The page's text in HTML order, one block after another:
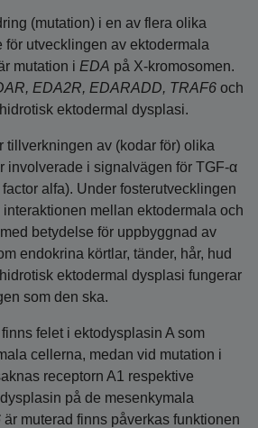
(mutation) i en av flera olika
för utvecklingen av ektodermala
mutation i EDA på X-kromosomen.
EDA2R, EDARADD, TRAF6 och
ektodermal dysplasi.
tillverkningen av (kodar för) olika
involverade i signalvägen för TGF-α
alfa). Under fosterutvecklingen
mellan ektodermala och
betydelse för uppbyggnad av
endokrina körtlar, tänder, hår, hud
ektodermal dysplasi fungerar
som den ska.
felet i ektodysplasin A som
cellerna, medan vid mutation i
receptorn A1 respektive
på de mesenkymala
är muterad finns påverkas funktionen